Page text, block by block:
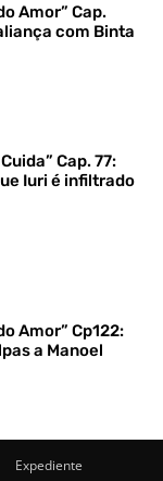
Amor” Cap.
com Binta
Cap. 77:
Iuri é infiltrado
Amor” Cp122:
a Manoel
Expediente